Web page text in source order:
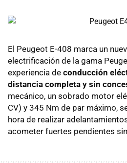
El Peugeot E-408 marca un
electrificación de la gama
experiencia de conducción
distancia completa y sin
mecánico, un sobrado motor
CV) y 345 Nm de par máximo,
hora de realizar
acometer fuertes pendientes